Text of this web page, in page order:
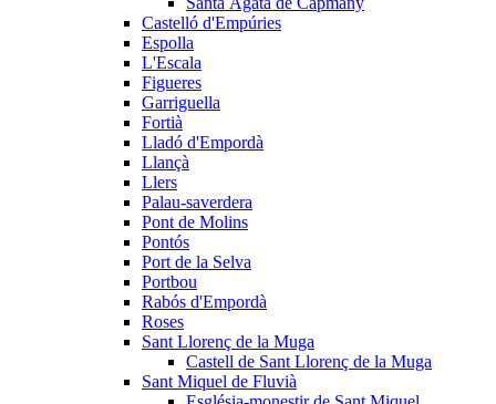
Castelló d'Empúries
Espolla
L'Escala
Figueres
Garriguella
Fortià
Lladó d'Empordà
Llançà
Llers
Palau-saverdera
Pont de Molins
Pontós
Port de la Selva
Portbou
Rabós d'Empordà
Roses
Sant Llorenç de la Muga
Castell de Sant Llorenç de la Muga
Sant Miquel de Fluvià